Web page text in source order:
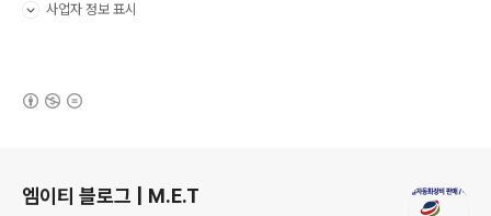
사업자 정보 표시
엠이티 블로그 | M.E.T